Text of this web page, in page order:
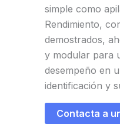
simple como
Rendimiento,
demostrados,
y modular para
desempeño en
identificación y
Contacta a